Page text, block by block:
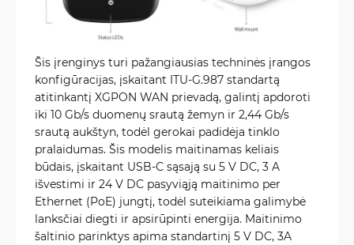
Šis įrenginys turi pažangiausias techninės įrangos
konfigūracijas, įskaitant ITU-G.987 standartą
atitinkantį XGPON WAN prievadą, galintį apdoroti
iki 10 Gb/s duomenų srautą žemyn ir 2,44 Gb/s
srautą aukštyn, todėl gerokai padidėja tinklo
pralaidumas. Šis modelis maitinamas keliais
būdais, įskaitant USB-C sąsają su 5 V DC, 3 A
išvestimi ir 24 V DC pasyviąją maitinimo per
Ethernet (PoE) jungtį, todėl suteikiama galimybė
lanksčiai diegti ir apsirūpinti energija. Maitinimo
šaltinio parinktys apima standartinį 5 V DC, 3A